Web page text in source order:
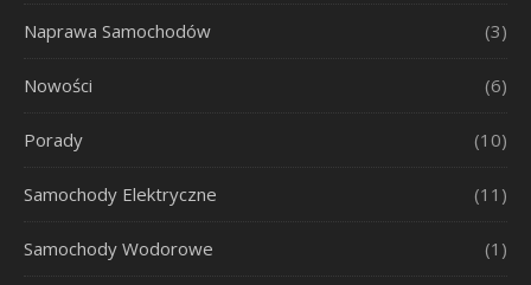
Naprawa Samochodów (3)
Nowości (6)
Porady (10)
Samochody Elektryczne (11)
Samochody Wodorowe (1)